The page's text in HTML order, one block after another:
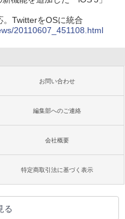
。TwitterをOSに統合
20110607_451108.html
お問い合わせ
編集部へのご連絡
会社概要
特定商取引法に基づく表示
る